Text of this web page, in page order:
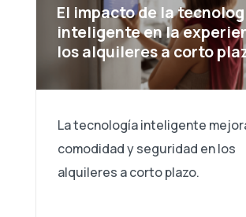
El impacto de la
inteligente en la
los alquileres a corto
La tecnología inteligente
comodidad y seguridad en los
alquileres a corto plazo.